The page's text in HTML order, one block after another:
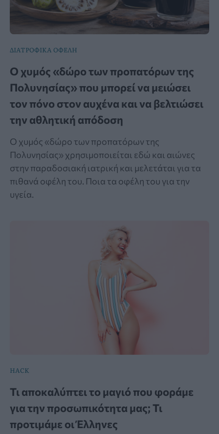
ΔΙΑΤΡΟΦΙΚΑ ΟΦΕΛΗ
Ο χυμός «δώρο των προπατόρων της
Πολυνησίας» που μπορεί να μειώσει
τον πόνο στον αυχένα και να βελτιώσει
την αθλητική απόδοση
Ο χυμός «δώρο των προπατόρων της
Πολυνησίας» χρησιμοποιείται εδώ και αιώνες
στην παραδοσιακή ιατρική και μελετάται για τα
πιθανά οφέλη του. Ποια τα οφέλη του για την
υγεία.
HACK
Τι αποκαλύπτει το μαγιό που φοράμε
για την προσωπικότητα μας; Τι
προτιμάμε οι Έλληνες